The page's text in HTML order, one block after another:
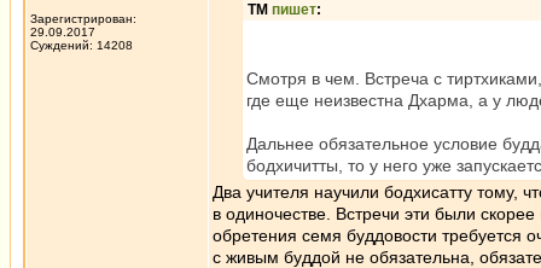
Зарегистрирован:
29.09.2017
Суждений: 14208
ТМ пишет:
Смотря в чем. Встреча с
где еще неизвестна Дхарма, а у
Дальнее обязательное условие
бодхичитты, то у него уже
Два учителя научили бодхисатту тому,
в одиночестве. Встречи эти были
обретения семя буддовости требуется
с живым буддой не обязательна,